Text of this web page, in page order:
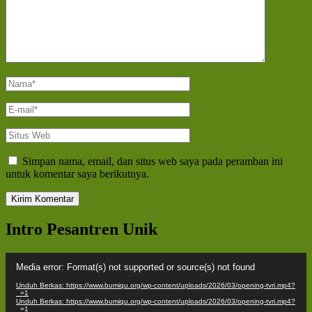
Nama*
E-
mail*
Situs
Web
Simpan nama, email, dan situs web saya pada peramban ini
untuk komentar saya berikutnya.
Intro Pesantren Unik
Video
Media error: Format(s) not supported or source(s) not found
Unduh Berkas: https://www.bumiqu.org/wp-content/uploads/2026/03/opening-tvri.mp4?
_=1
Unduh Berkas: https://www.bumiqu.org/wp-content/uploads/2026/03/opening-tvri.mp4?
_=1